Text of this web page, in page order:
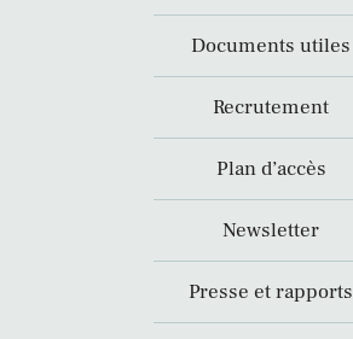
Documents utiles
Recrutement
Plan d’accès
Newsletter
Presse et rapports